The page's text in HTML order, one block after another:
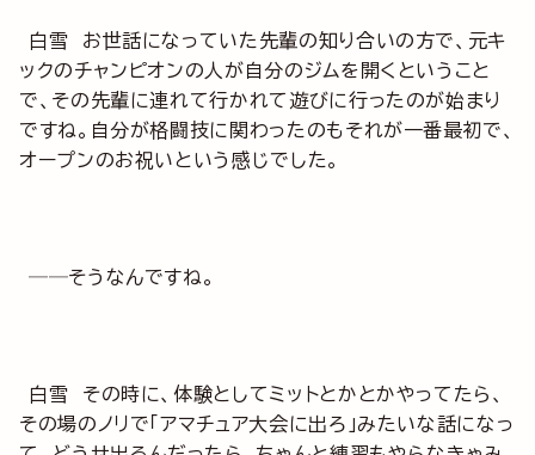
白雪 お世話になっていた先輩の知り合いの方で、元キ
ックのチャンピオンの人が自分のジムを開くということ
で、その先輩に連れて行かれて遊びに行ったのが始まり
ですね。自分が格闘技に関わったのもそれが一番最初で、
オープンのお祝いという感じでした。
──そうなんですね。
白雪 その時に、体験としてミットとかとかやってたら、
その場のノリで「アマチュア大会に出ろ」みたいな話になっ